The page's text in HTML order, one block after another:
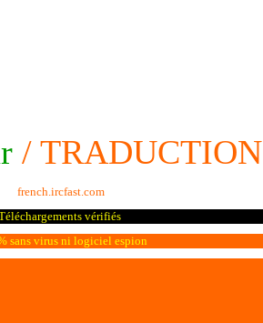
/ TRADUCTION
french.ircfast.com
vérifiés
sans virus ni logiciel espion